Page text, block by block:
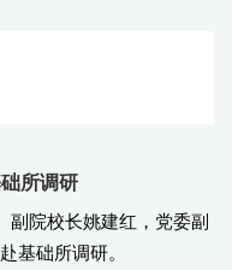
所调研
副院校长姚建红，党委副
基础所调研。